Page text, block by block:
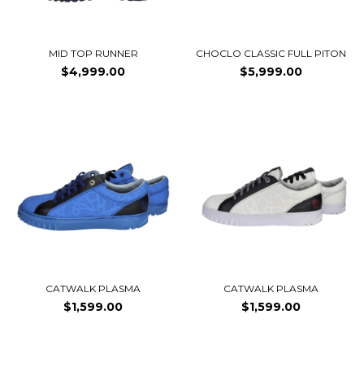
MID TOP RUNNER
$4,999.00
CHOCLO CLASSIC FULL PITON
$5,999.00
CATWALK PLASMA
$1,599.00
CATWALK PLASMA
$1,599.00